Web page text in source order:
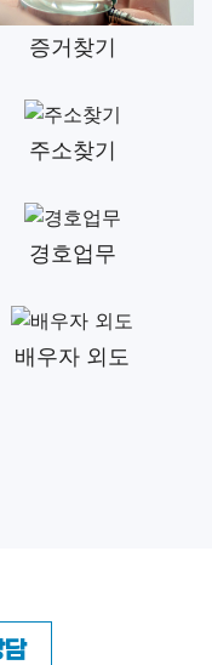
증거찾기
주소찾기
경호업무
배우자 외도